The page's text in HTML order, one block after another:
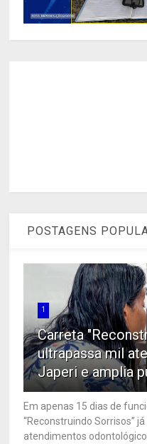
POSTAGENS
1
Carreta
ultrapassa mil
Japeri e amplia
Em apenas 15 dias de
“Reconstruindo Sorrisos”
atendimentos